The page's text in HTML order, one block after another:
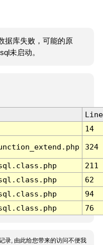
据库失败，可能的原
未启动。
Line
14
324
211
62
94
76
录, 由此给您带来的访问不便我